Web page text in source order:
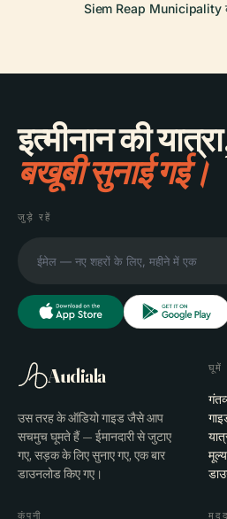
Siem Reap Municipality
इत्मीनान की
बखूबी सुनाई गई।
जुड़े रहें
Audiala
उस तरह के ऑडियो गाइड जैसे आप
सचमुच घूमते हैं — ईमानदारी से जुटाए
गए, सड़क के लिए सुनाए गए, एक बार
डाउनलोड किए गए।
घूमें
कंपनी मदद